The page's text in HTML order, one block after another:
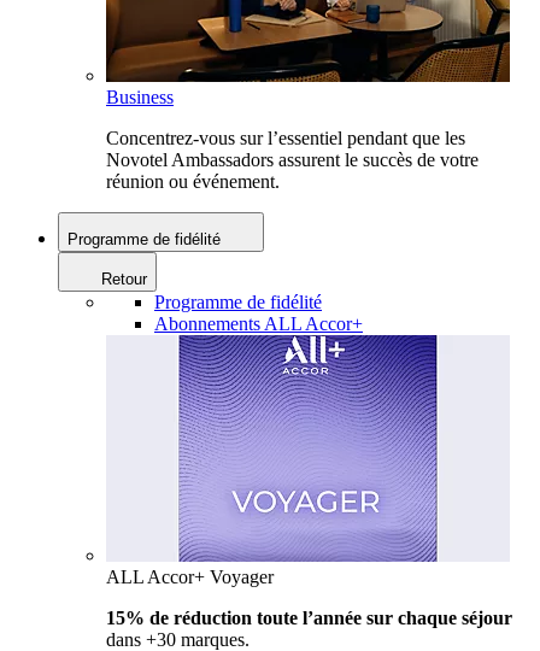
Business
Concentrez-vous sur l’essentiel pendant que les
Novotel Ambassadors assurent le succès de votre
réunion ou événement.
Programme de fidélité
Retour
Programme de fidélité
Abonnements ALL Accor+
ALL Accor+ Voyager
15% de réduction toute l’année sur chaque séjour
dans +30 marques.